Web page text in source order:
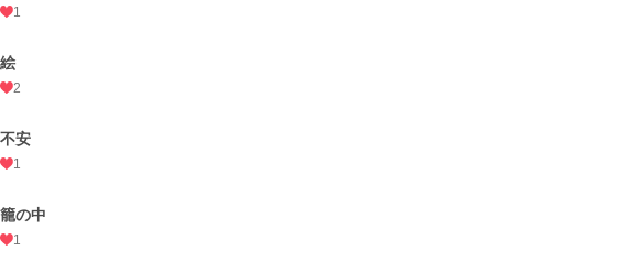
1
絵
2
不安
1
籠の中
1